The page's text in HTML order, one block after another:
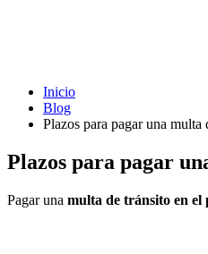
Inicio
Blog
Plazos para pagar una
Plazos para pagar
Pagar una multa de tránsito en el